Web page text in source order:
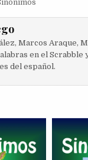
Marcos Araque,
en el Scrabble
del español.